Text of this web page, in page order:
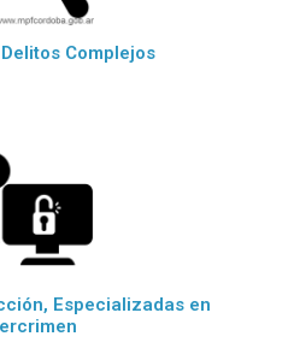
Complejos
Especializadas en